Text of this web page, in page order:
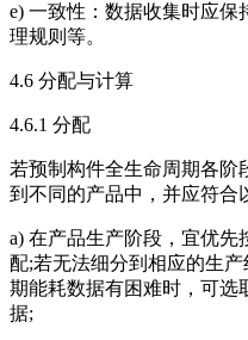
e) 一致性：数据收集时应
理规则等。
4.6 分配与计算
4.6.1 分配
若预制构件全生命周期各阶
到不同的产品中，并应符合
a) 在产品生产阶段，宜优
配;若无法细分到相应的生
期能耗数据有困难时，可选
据;